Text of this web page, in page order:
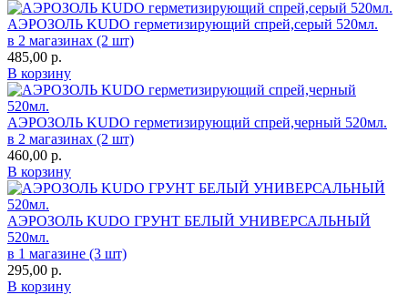
АЭРОЗОЛЬ KUDO герметизирующий спрей,серый 520мл.
в 2 магазинах (2 шт)
485,00 р.
В корзину
АЭРОЗОЛЬ KUDO герметизирующий спрей,черный 520мл.
в 2 магазинах (2 шт)
460,00 р.
В корзину
АЭРОЗОЛЬ KUDO ГРУНТ БЕЛЫЙ УНИВЕРСАЛЬНЫЙ
520мл.
в 1 магазине (3 шт)
295,00 р.
В корзину